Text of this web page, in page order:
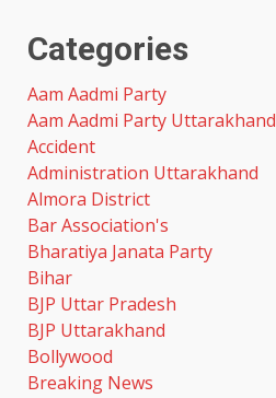
Categories
Aam Aadmi Party
Aam Aadmi Party Uttarakhand
Accident
Administration Uttarakhand
Almora District
Bar Association's
Bharatiya Janata Party
Bihar
BJP Uttar Pradesh
BJP Uttarakhand
Bollywood
Breaking News